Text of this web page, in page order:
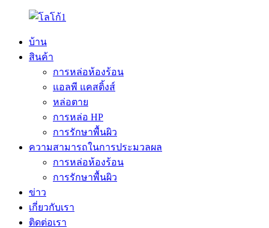
บ้าน
สินค้า
การหล่อห้องร้อน
แอลพี แคสติ้งส์
หล่อตาย
การหล่อ HP
การรักษาพื้นผิว
ความสามารถในการประมวลผล
การหล่อห้องร้อน
การรักษาพื้นผิว
ข่าว
เกี่ยวกับเรา
ติดต่อเรา